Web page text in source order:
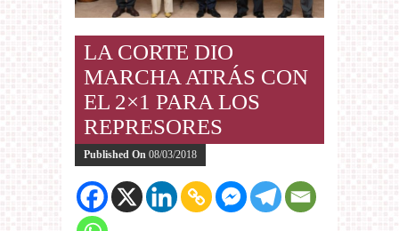
LA CORTE DIO
MARCHA ATRÁS CON
EL 2×1 PARA LOS
REPRESORES
Published On 08/03/2018